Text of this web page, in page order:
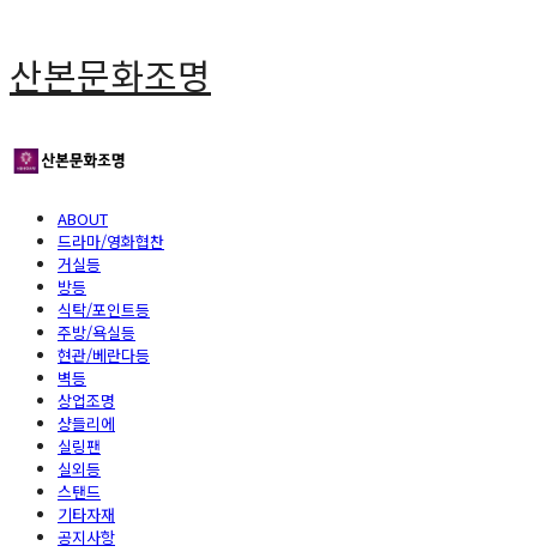
산본문화조명
ABOUT
드라마/영화협찬
거실등
방등
식탁/포인트등
주방/욕실등
현관/베란다등
벽등
상업조명
샹들리에
실링팬
실외등
스탠드
기타자재
공지사항